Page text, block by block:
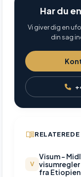
Har du
Vi giver dig en
din sag
V
Visum -
fra Etiopien